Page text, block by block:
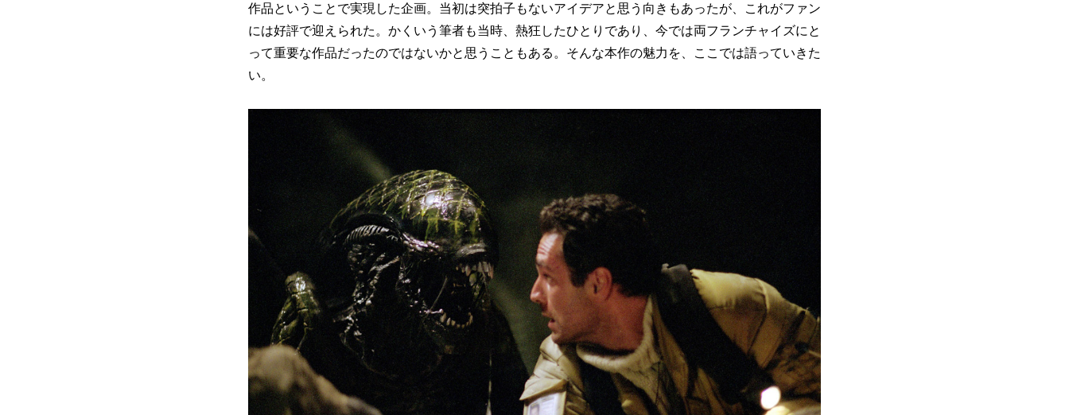
作品ということで実現した企画。当初は突拍子もないアイデアと思う向きもあったが、これがファン
には好評で迎えられた。かくいう筆者も当時、熱狂したひとりであり、今では両フランチャイズにと
って重要な作品だったのではないかと思うこともある。そんな本作の魅力を、ここでは語っていきた
い。